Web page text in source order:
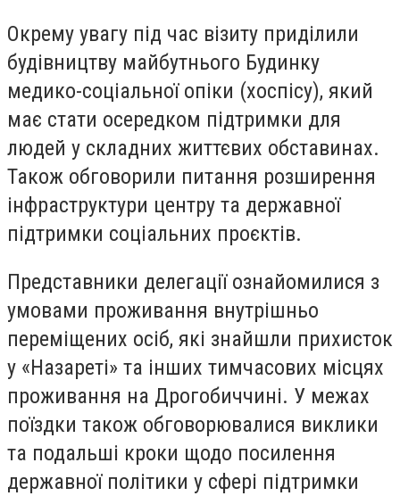
Окрему увагу під час візиту приділили
будівництву майбутнього Будинку
медико-соціальної опіки (хоспісу), який
має стати осередком підтримки для
людей у складних життєвих обставинах.
Також обговорили питання розширення
інфраструктури центру та державної
підтримки соціальних проєктів.
Представники делегації ознайомилися з
умовами проживання внутрішньо
переміщених осіб, які знайшли прихисток
у «Назареті» та інших тимчасових місцях
проживання на Дрогобиччині. У межах
поїздки також обговорювалися виклики
та подальші кроки щодо посилення
державної політики у сфері підтримки